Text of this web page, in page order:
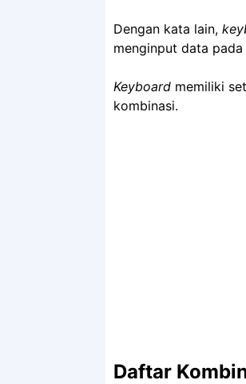
Dengan kata lain,
menginput data
Keyboard memiliki
kombinasi.
Daftar